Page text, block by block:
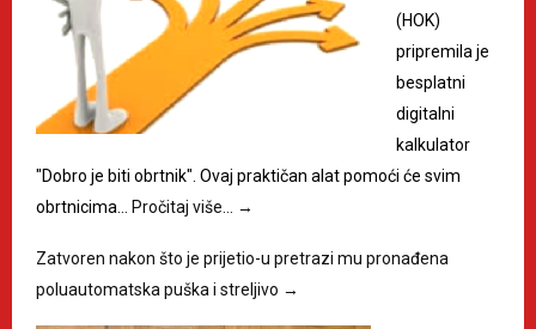
(HOK)
pripremila je
besplatni
digitalni
kalkulator
"Dobro je biti obrtnik". Ovaj praktičan alat pomoći će svim
obrtnicima… Pročitaj više… →
Zatvoren nakon što je prijetio-u pretrazi mu pronađena
poluautomatska puška i streljivo →